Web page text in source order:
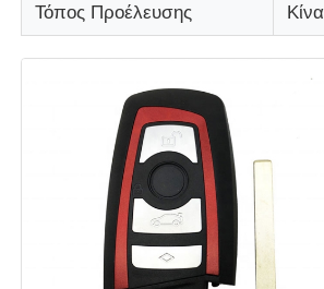
Βίντεο
Σχετικά με εμάς
Γύρος εργοστασίων
Ποιοτικός έλεγχος
Τόπος Προέλευσης